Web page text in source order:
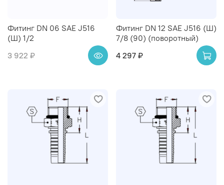
Фитинг DN 06 SAE J516
(Ш) 1/2
3 922 ₽
Фитинг DN 12 SAE J516 (Ш)
7/8 (90) (поворотный)
4 297 ₽